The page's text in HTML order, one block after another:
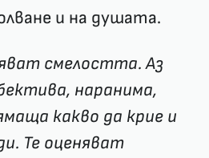
и на душата.
смелостта. Аз
наранима,
какво да крие и
Те оценяват